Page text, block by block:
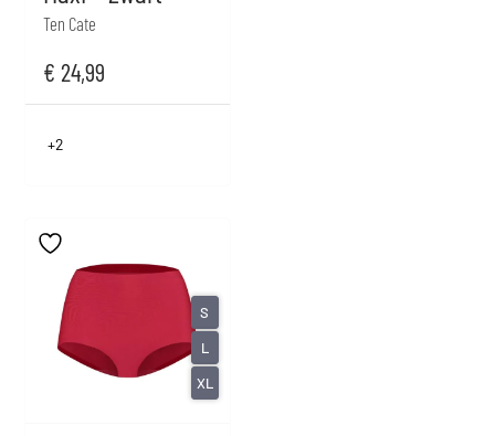
Ten Cate
€ 24,99
+2
S
L
XL